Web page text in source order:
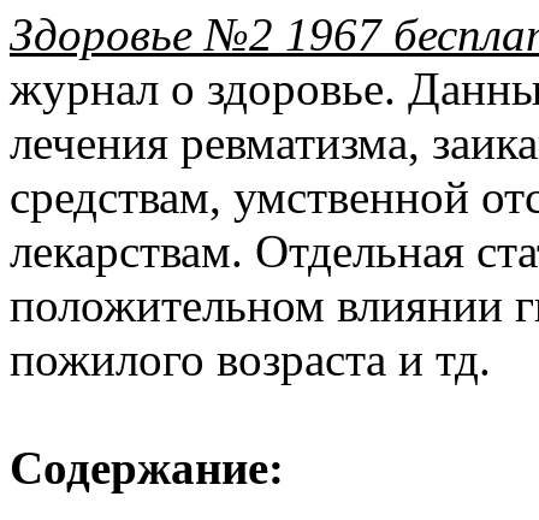
Здоровье №2 1967
журнал о здоровье.
лечения ревматизма,
средствам, умственной
лекарствам. Отдельная
положительном влиянии
пожилого возраста и тд.
Содержание: